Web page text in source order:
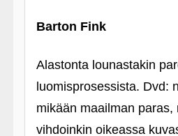
Barton Fink
Alastonta lounastakin
luomisprosessista. Dvd:
mikään maailman paras,
vihdoinkin oikeassa